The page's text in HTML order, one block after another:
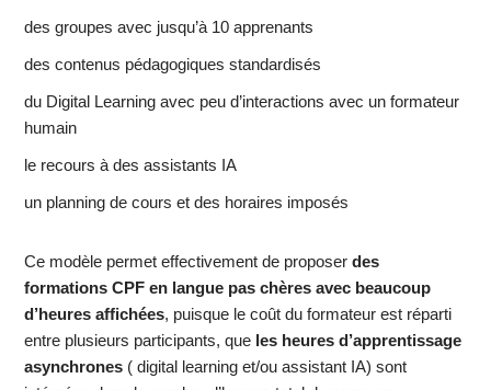
des groupes avec jusqu’à 10 apprenants
des contenus pédagogiques standardisés
du Digital Learning avec peu d’interactions avec un formateur
humain
le recours à des assistants IA
un planning de cours et des horaires imposés
Ce modèle permet effectivement de proposerdes
formations CPF en langue pas chères avec beaucoup
d’heures affichées, puisque le coût du formateur est réparti
entre plusieurs participants, que les heures d’apprentissage
asynchrones ( digital learning et/ou assistant IA) sont